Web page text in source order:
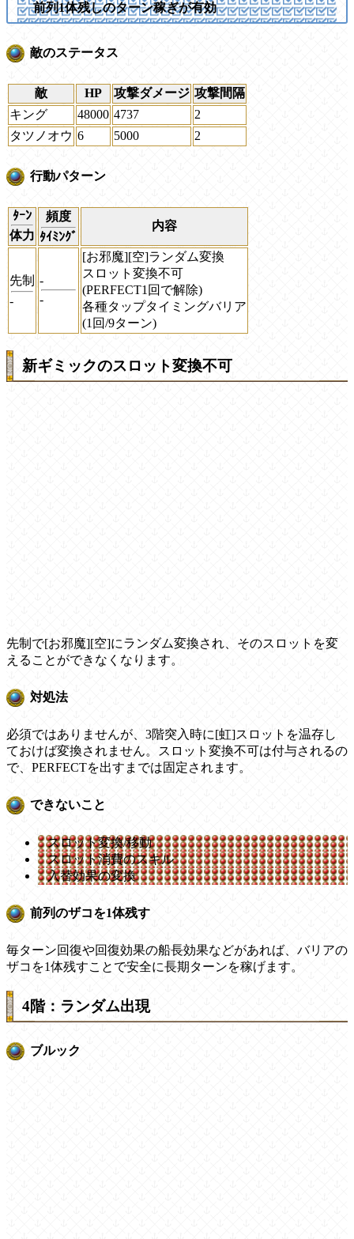
前列1体残しのターン稼ぎが有効
敵のステータス
敵 HP 攻撃ダメージ 攻撃間隔
キング
48000 4737
2
タツノオウ 6 5000 2
行動パターン
ﾀｰﾝ
体力
頻度
ﾀｲﾐﾝｸﾞ
内容
先制
-
-
-
[お邪魔][空]ランダム変換
スロット変換不可
(PERFECT1回で解除)
各種タップタイミングバリア
(1回/9ターン)
新ギミックのスロット変換不可
先制で[お邪魔][空]にランダム変換され、そのスロットを変
えることができなくなります。
対処法
必須ではありませんが、3階突入時に[虹]スロットを温存し
ておけば変換されません。スロット変換不可は付与されるの
で、PERFECTを出すまでは固定されます。
できないこと
スロット変換/移動
スロット消費のスキル
入替効果の変換
前列のザコを1体残す
毎ターン回復や回復効果の船長効果などがあれば、バリアの
ザコを1体残すことで安全に長期ターンを稼げます。
4階：ランダム出現
ブルック